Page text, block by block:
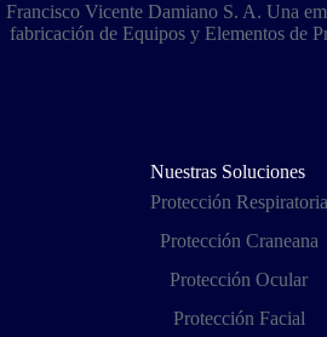
Francisco Vicente Damiano S. A. Una
fabricación de Equipos y Elementos de
Nuestras Soluciones
Protección Respiratoria
Protección Craneana
Protección Ocular
Protección Facial